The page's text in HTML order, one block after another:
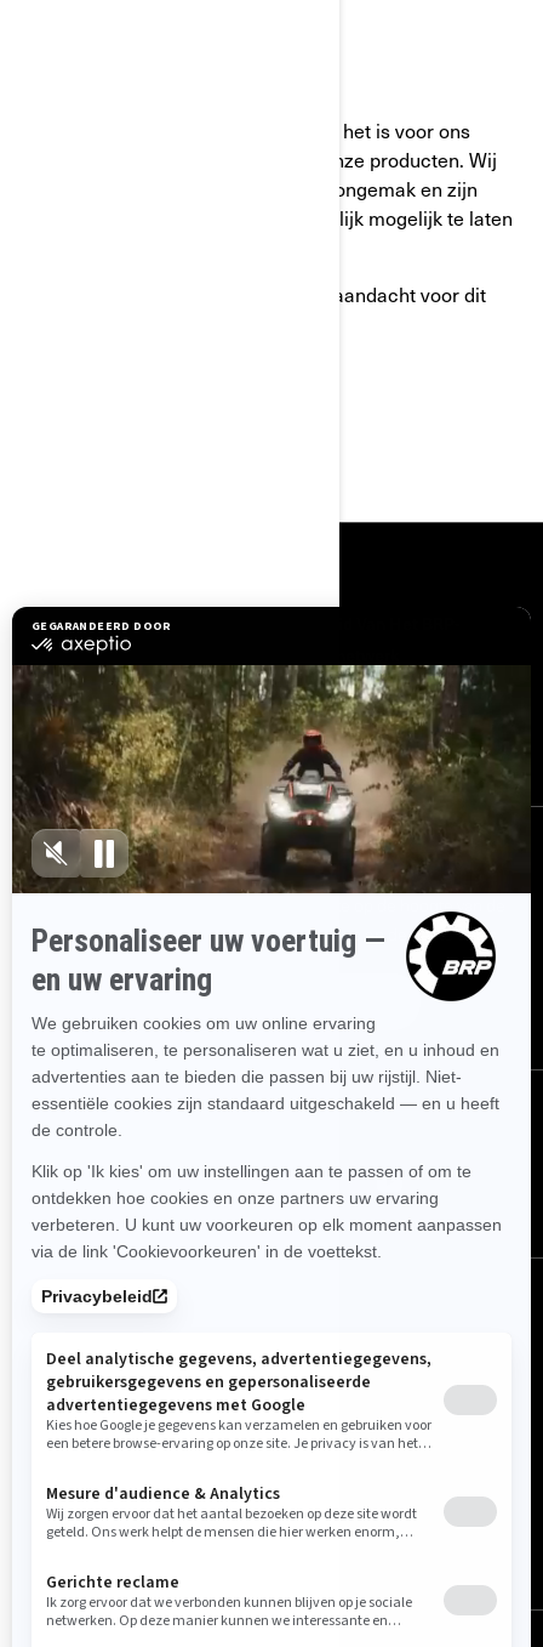
Uw veiligheid staat bij ons voorop en het is voor ons
belangrijk dat u tevreden blijft met onze producten. Wij
verontschuldigen ons voor mogelijk ongemak en zijn
toegewijd om dit proces zo gemakkelijk mogelijk te laten
We danken u voor uw onmiddellijke aandacht voor dit
Hulp nodig?
Terugroepacties om
veiligheidsredenen
Carrière
BRP Experiences
AANMELDEN
nieuwste evenementen, het laatste nieuws en de beste deals.
VOLG ONS